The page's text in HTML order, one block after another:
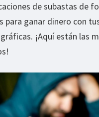
de subastas de
para ganar dinero con
¡Aquí están las